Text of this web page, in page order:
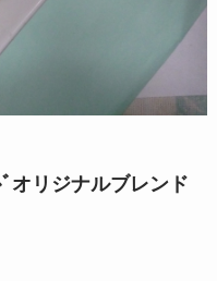
オリジナルブレンド